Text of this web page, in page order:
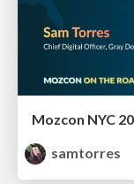
Mozcon NYC
samtorres